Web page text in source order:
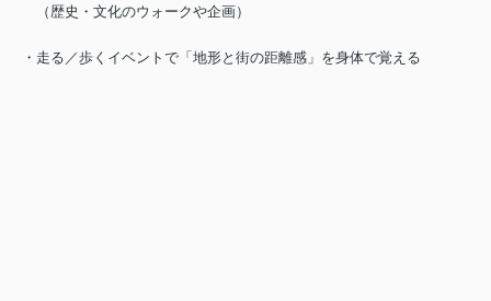
（歴史・文化のウォークや企画）
・走る／歩くイベントで「地形と街の距離感」を身体で覚える